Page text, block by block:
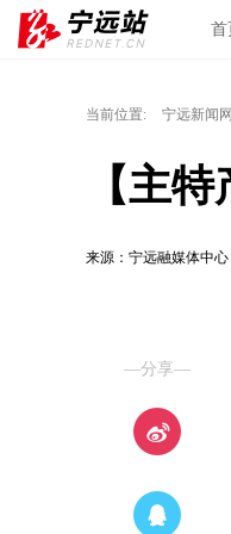
首
当前位置: 宁远新闻网
【主
来源：宁远融媒体中心
—分享—